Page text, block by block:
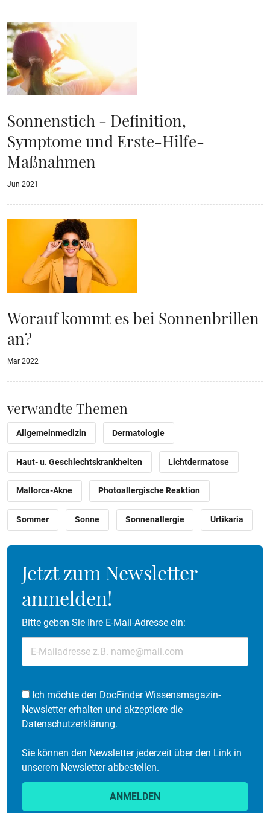
Sonnenstich - Definition,
Symptome und Erste-Hilfe-
Maßnahmen
Jun 2021
Worauf kommt es bei Sonnenbrillen
an?
Mar 2022
verwandte Themen
Allgemeinmedizin Dermatologie
Haut- u. Geschlechtskrankheiten Lichtdermatose
Mallorca-Akne Photoallergische Reaktion
Sommer Sonne Sonnenallergie Urtikaria
Jetzt zum Newsletter
anmelden!
Bitte geben Sie Ihre E-Mail-Adresse ein:
Ich möchte den DocFinder Wissensmagazin-
Newsletter erhalten und akzeptiere die
Datenschutzerklärung.
Sie können den Newsletter jederzeit über den Link in
unserem Newsletter abbestellen.
ANMELDEN